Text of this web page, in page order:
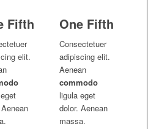
Fifth
elit.
One Fifth
Consectetuer
adipiscing elit.
Aenean
commodo
ligula eget
dolor. Aenean
massa.